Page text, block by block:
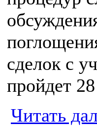
сделок с
пройдет
Читать